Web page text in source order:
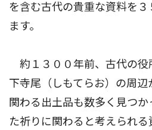
を含む古代の貴重な資料を
ます。
約１３００年前、古代の役
下寺尾（しもてらお）の周
関わる出土品も数多く見つ
た祈りに関わると考えられる